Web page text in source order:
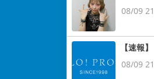
08/09
【速報
08/09